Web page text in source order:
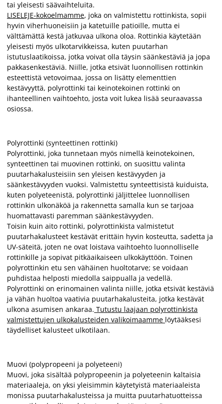
tai yleisesti säävaihteluita.
LISELEJE-kokoelmamme, joka on valmistettu rottinkista, sopii
hyvin viherhuoneisiin ja katetuille patioille, mutta ei
välttämättä kestä jatkuvaa ulkona oloa. Rottinkia käytetään
yleisesti myös ulkotarvikkeissa, kuten puutarhan
istutuslaatikoissa, jotka voivat olla täysin säänkestäviä ja jopa
pakkasenkestäviä. Niille, jotka etsivät luonnollisen rottinkin
esteettistä vetovoimaa, jossa on lisätty elementtien
kestävyyttä, polyrottinki tai keinotekoinen rottinki on
ihanteellinen vaihtoehto, josta voit lukea lisää seuraavassa
osiossa.
Polyrottinki (synteettinen rottinki)
Polyrottinki, joka tunnetaan myös nimellä keinotekoinen,
synteettinen tai muovinen rottinki, on suosittu valinta
puutarhakalusteisiin sen yleisen kestävyyden ja
säänkestävyyden vuoksi. Valmistettu synteettisistä kuiduista,
kuten polyeteenistä, polyrottinki jäljittelee luonnollisen
rottinkin ulkonäköä ja rakennetta samalla kun se tarjoaa
huomattavasti paremman säänkestävyyden.
Toisin kuin aito rottinki, polyrottinkista valmistetut
puutarhakalusteet kestävät erittäin hyvin kosteutta, sadetta ja
UV-säteitä, joten ne ovat loistava vaihtoehto luonnolliselle
rottinkille ja sopivat pitkäaikaiseen ulkokäyttöön. Toinen
polyrottinkin etu sen vähäinen huoltotarve; se voidaan
puhdistaa helposti miedolla saippualla ja vedellä.
Polyrottinki on erinomainen valinta niille, jotka etsivät kestäviä
ja vähän huoltoa vaativia puutarhakalusteita, jotka kestävät
ulkona asumisen ankaraa. Tutustu laajaan polyrottinkista
valmistettujen ulkokalusteiden valikoimaamme löytääksesi
täydelliset kalusteet ulkotilaan.
Muovi (polypropeeni ja polyeteeni)
Muovi, joka sisältää polypropeenin ja polyeteenin kaltaisia
materiaaleja, on yksi yleisimmin käytetyistä materiaaleista
monissa puutarhakalusteissa ja muitta puutarhatuotteissa